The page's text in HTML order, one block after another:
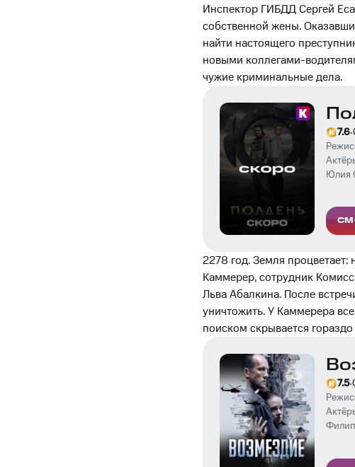
Инспектор ГИБДД Сергей
собственной жены.
найти настоящего
новыми коллегами-
чужие криминальные дела.
7.6·
Юлия
2278 год. Земля
Каммерер, сотрудник
Льва Абалкина. После
уничтожить. У Каммерера
поиском скрывается
7.5·